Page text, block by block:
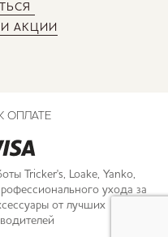
АКЦИИ
Tricker's, Loake, Yanko,
ухода за
от лучших
ОПЛАТЕ